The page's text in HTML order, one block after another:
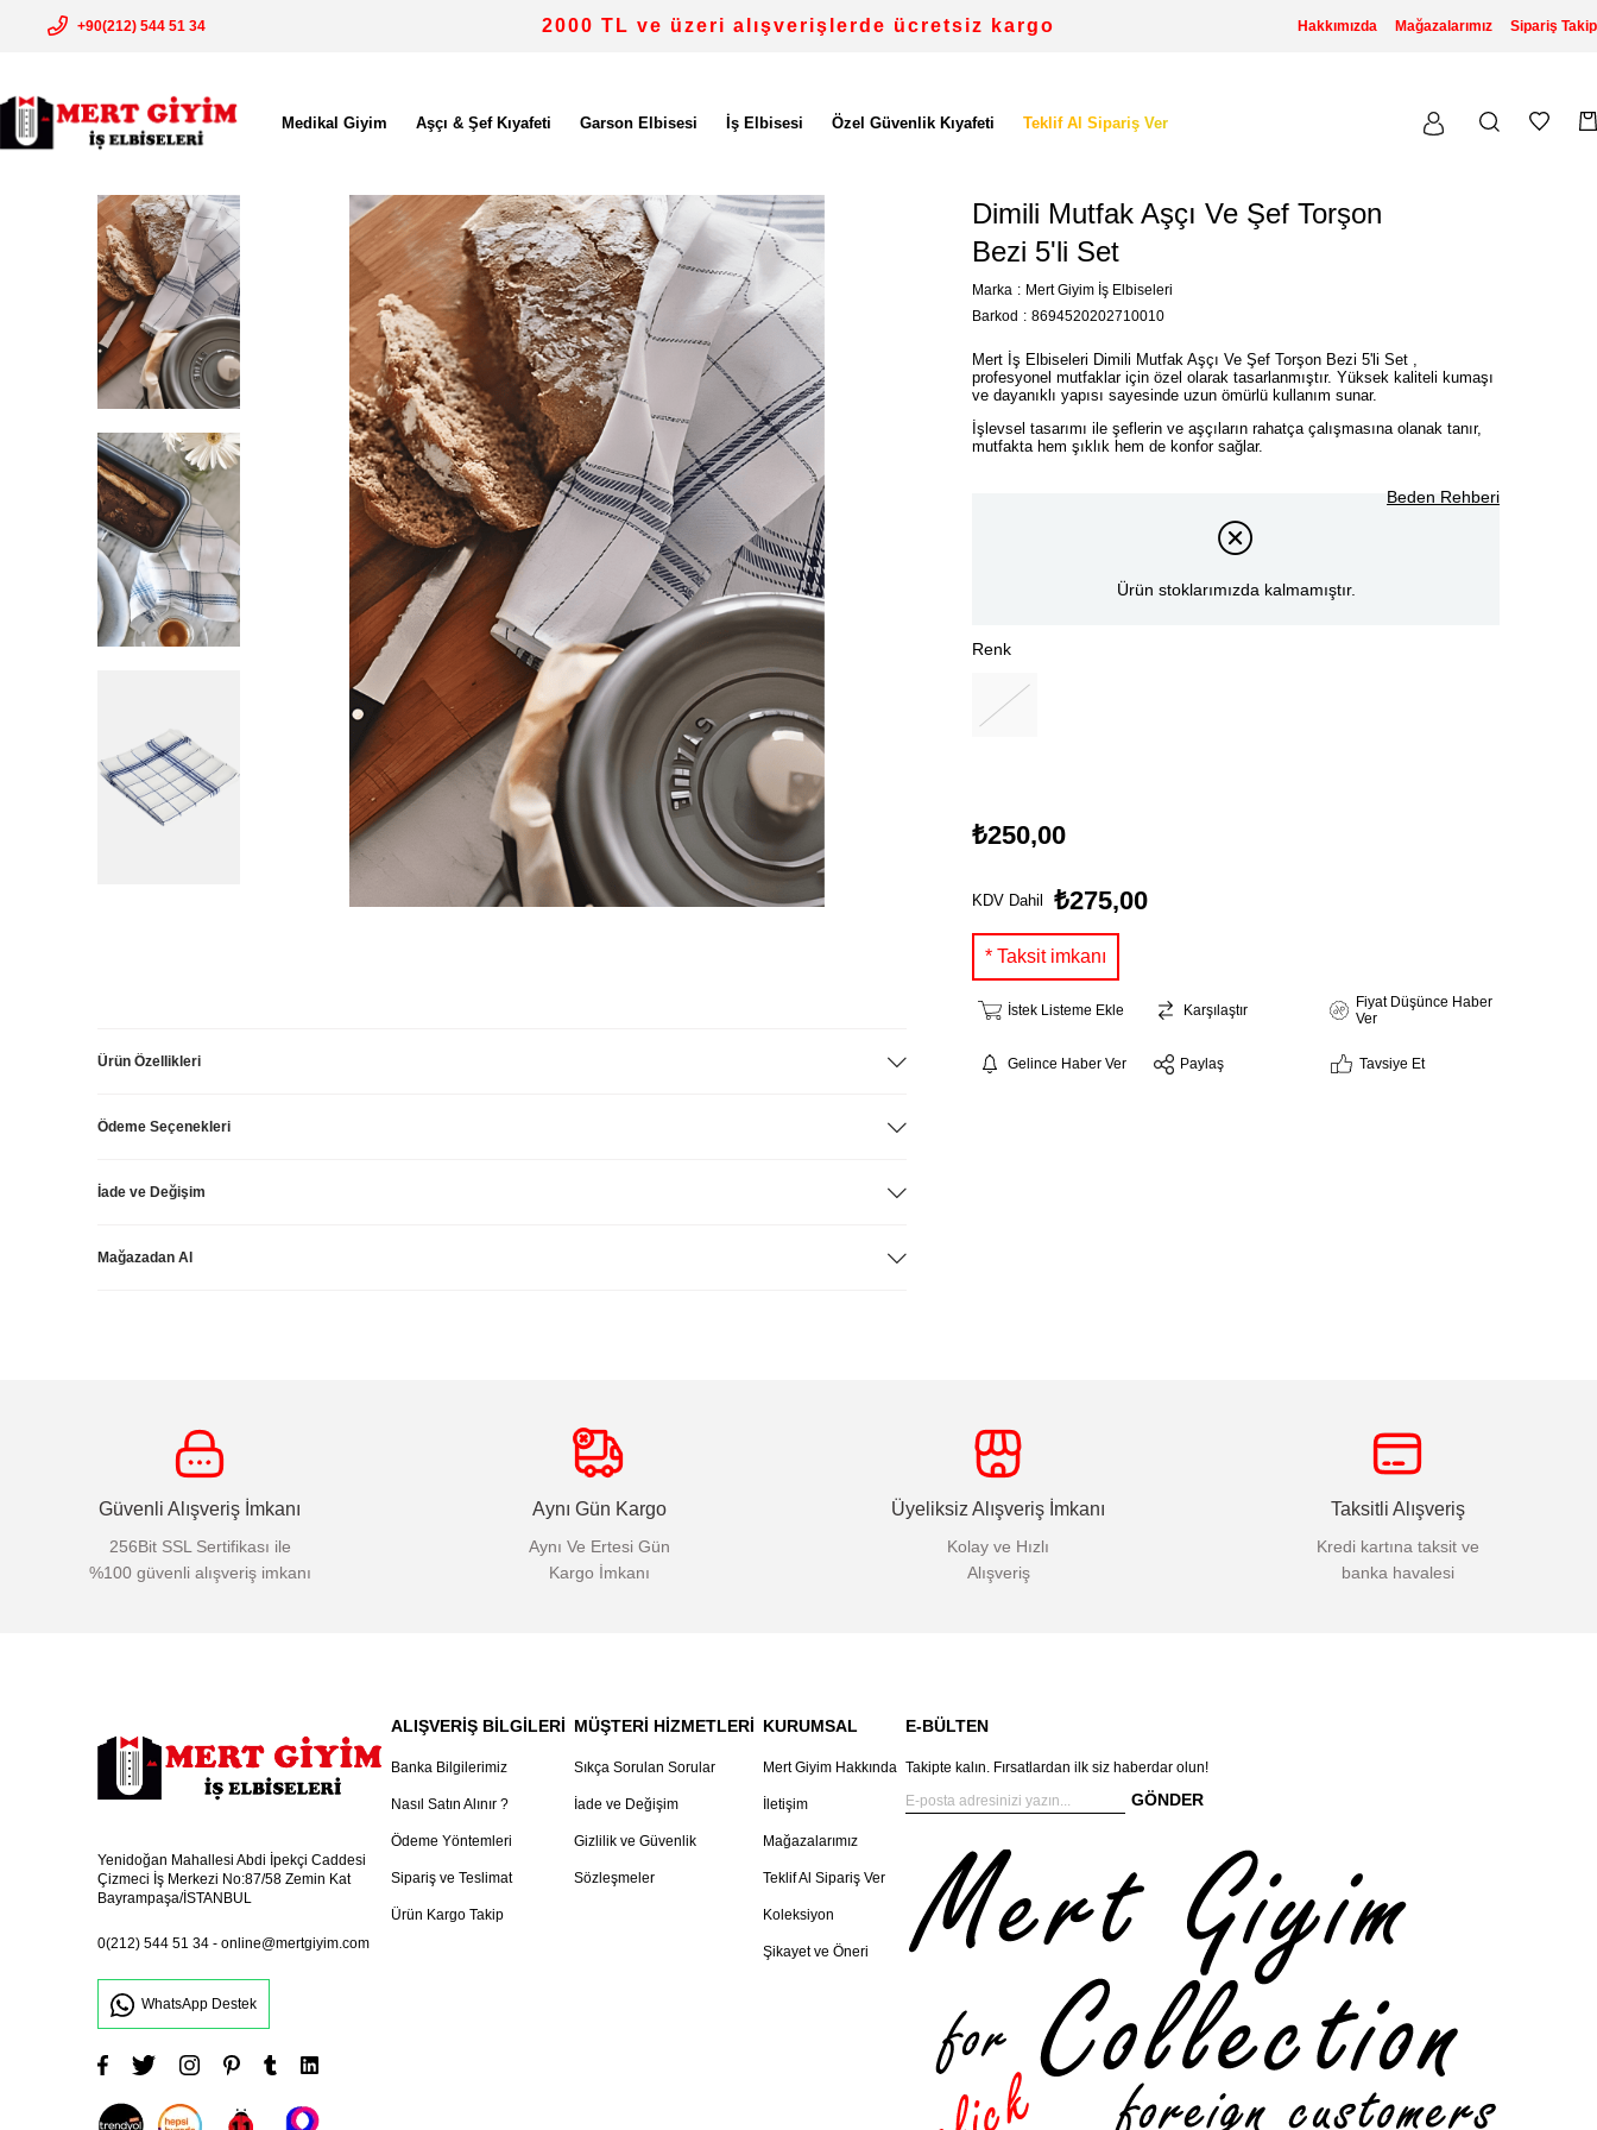
+90(212) 544 51 34 2000 TL ve üzeri alışverişlerde ücretsiz kargo Hakkımızda Mağazalarımız Sipariş Takip
Medikal Giyim Aşçı & Şef Kıyafeti Garson Elbisesi İş Elbisesi Özel Güvenlik Kıyafeti Teklif Al Sipariş Ver
Ürün Özellikleri
Ödeme Seçenekleri
İade ve Değişim
Mağazadan Al
Dimili Mutfak Aşçı Ve Şef Torşon
Bezi 5'li Set
Marka : Mert Giyim İş Elbiseleri
Barkod : 8694520202710010
Mert İş Elbiseleri Dimili Mutfak Aşçı Ve Şef Torşon Bezi 5'li Set ,
profesyonel mutfaklar için özel olarak tasarlanmıştır. Yüksek kaliteli kumaşı
ve dayanıklı yapısı sayesinde uzun ömürlü kullanım sunar.
İşlevsel tasarımı ile şeflerin ve aşçıların rahatça çalışmasına olanak tanır,
mutfakta hem şıklık hem de konfor sağlar.
Beden Rehberi
Ürün stoklarımızda kalmamıştır.
Renk
₺250,00
KDV Dahil ₺275,00
İstek Listeme Ekle Karşılaştır
Fiyat Düşünce Haber
Ver
Gelince Haber Ver Paylaş Tavsiye Et
Güvenli Alışveriş İmkanı
256Bit SSL Sertifikası ile
%100 güvenli alışveriş imkanı
Aynı Gün Kargo
Aynı Ve Ertesi Gün
Kargo İmkanı
Üyeliksiz Alışveriş İmkanı
Kolay ve Hızlı
Alışveriş
Taksitli Alışveriş
Kredi kartına taksit ve
banka havalesi
Yenidoğan Mahallesi Abdi İpekçi Caddesi
Çizmeci İş Merkezi No:87/58 Zemin Kat
Bayrampaşa/İSTANBUL
0(212) 544 51 34 - online@mertgiyim.com
WhatsApp Destek
ALIŞVERİŞ BİLGİLERİ
Banka Bilgilerimiz
Nasıl Satın Alınır ?
Ödeme Yöntemleri
Sipariş ve Teslimat
Ürün Kargo Takip
MÜŞTERİ HİZMETLERİ
Sıkça Sorulan Sorular
İade ve Değişim
Gizlilik ve Güvenlik
Sözleşmeler
KURUMSAL
Mert Giyim Hakkında
İletişim
Mağazalarımız
Teklif Al Sipariş Ver
Koleksiyon
Şikayet ve Öneri
E-BÜLTEN
Takipte kalın. Fırsatlardan ilk siz haberdar olun!
GÖNDER